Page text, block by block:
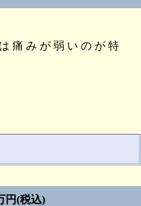
痛みが弱いのが特
円(税込)